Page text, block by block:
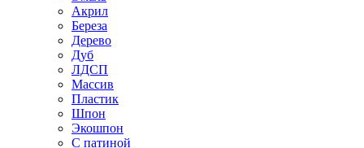
Акрил
Береза
Дерево
Дуб
ЛДСП
Массив
Пластик
Шпон
Экошпон
С патиной